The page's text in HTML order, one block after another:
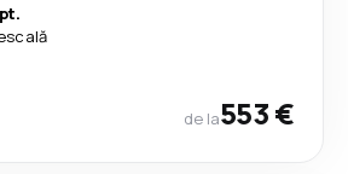
de la553 €